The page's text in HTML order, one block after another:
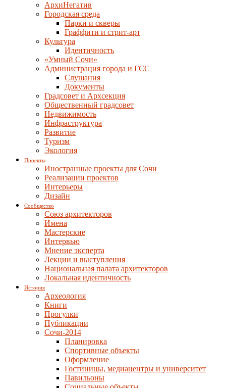
АрхиНегатив
Городская среда
Парки и скверы
Граффити и стрит-арт
Культура
Идентичность
«Умный Сочи»
Администрация города и ГСС
Слушания
Документы
Градсовет и Архсекция
Общественный градсовет
Недвижимость
Инфраструктура
Развитие
Туризм
Экология
Проекты
Иностранные проекты для Сочи
Реализации проектов
Интерьеры
Дизайн
Сообщество
Союз архитекторов
Имена
Мастерские
Интервью
Мнение эксперта
Лекции и выступления
Национальная палата архитекторов
Локальная идентичность
История
Археология
Книги
Прогулки
Публикации
Сочи-2014
Планировка
Спортивные объекты
Оформление
Гостиницы, медиацентры и университет
Павильоны